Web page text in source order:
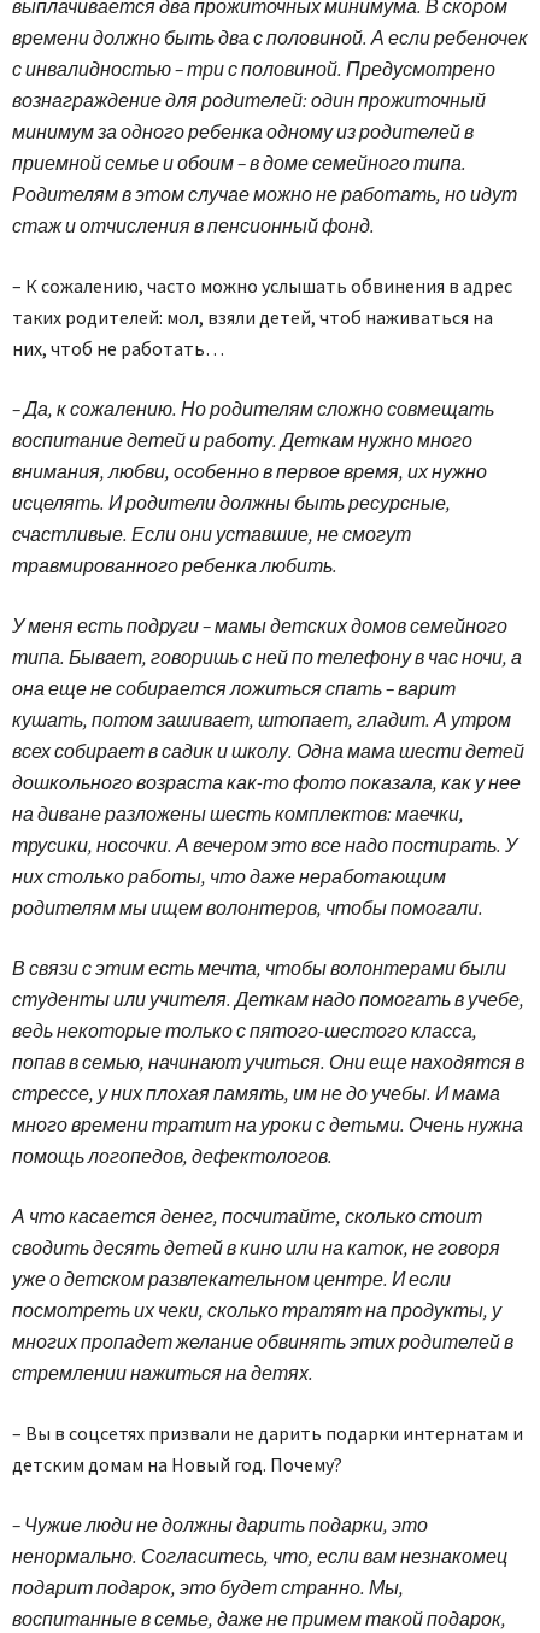
выплачивается два прожиточных минимума. В скором
времени должно быть два с половиной. А если ребеночек
с инвалидностью – три с половиной. Предусмотрено
вознаграждение для родителей: один прожиточный
минимум за одного ребенка одному из родителей в
приемной семье и обоим – в доме семейного типа.
Родителям в этом случае можно не работать, но идут
стаж и отчисления в пенсионный фонд.
– К сожалению, часто можно услышать обвинения в адрес
таких родителей: мол, взяли детей, чтоб наживаться на
них, чтоб не работать…
– Да, к сожалению. Но родителям сложно совмещать
воспитание детей и работу. Деткам нужно много
внимания, любви, особенно в первое время, их нужно
исцелять. И родители должны быть ресурсные,
счастливые. Если они уставшие, не смогут
травмированного ребенка любить.
У меня есть подруги – мамы детских домов семейного
типа. Бывает, говоришь с ней по телефону в час ночи, а
она еще не собирается ложиться спать – варит
кушать, потом зашивает, штопает, гладит. А утром
всех собирает в садик и школу. Одна мама шести детей
дошкольного возраста как-то фото показала, как у нее
на диване разложены шесть комплектов: маечки,
трусики, носочки. А вечером это все надо постирать. У
них столько работы, что даже неработающим
родителям мы ищем волонтеров, чтобы помогали.
В связи с этим есть мечта, чтобы волонтерами были
студенты или учителя. Деткам надо помогать в учебе,
ведь некоторые только с пятого-шестого класса,
попав в семью, начинают учиться. Они еще находятся в
стрессе, у них плохая память, им не до учебы. И мама
много времени тратит на уроки с детьми. Очень нужна
помощь логопедов, дефектологов.
А что касается денег, посчитайте, сколько стоит
сводить десять детей в кино или на каток, не говоря
уже о детском развлекательном центре. И если
посмотреть их чеки, сколько тратят на продукты, у
многих пропадет желание обвинять этих родителей в
стремлении нажиться на детях.
– Вы в соцсетях призвали не дарить подарки интернатам и
детским домам на Новый год. Почему?
– Чужие люди не должны дарить подарки, это
ненормально. Согласитесь, что, если вам незнакомец
подарит подарок, это будет странно. Мы,
воспитанные в семье, даже не примем такой подарок,